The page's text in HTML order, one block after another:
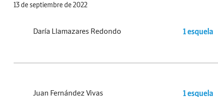
13 de septiembre de 2022
Daría Llamazares Redondo 1 esquela
Juan Fernández Vivas 1 esquela